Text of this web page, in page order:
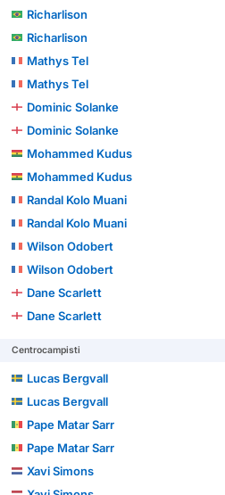
Richarlison
Richarlison
Mathys Tel
Mathys Tel
Dominic Solanke
Dominic Solanke
Mohammed Kudus
Mohammed Kudus
Randal Kolo Muani
Randal Kolo Muani
Wilson Odobert
Wilson Odobert
Dane Scarlett
Dane Scarlett
Centrocampisti
Lucas Bergvall
Lucas Bergvall
Pape Matar Sarr
Pape Matar Sarr
Xavi Simons